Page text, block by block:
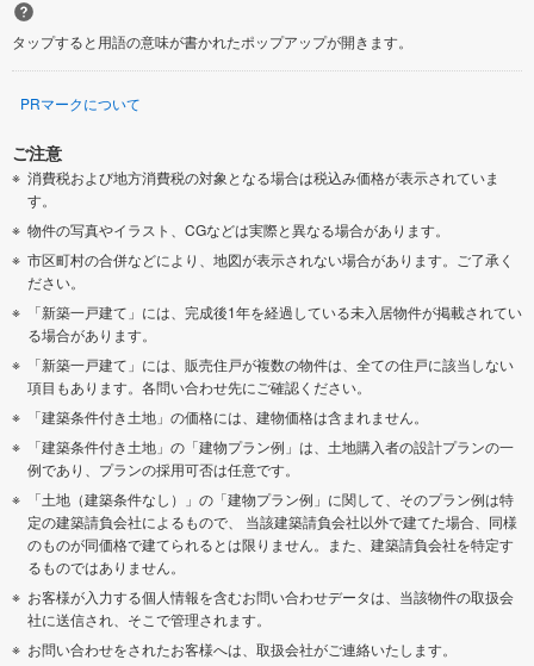
タップすると用語の意味が書かれたポップアップが開きます。
PRマークについて
ご注意
消費税および地方消費税の対象となる場合は税込み価格が表示されていま
す。
物件の写真やイラスト、CGなどは実際と異なる場合があります。
市区町村の合併などにより、地図が表示されない場合があります。ご了承く
ださい。
「新築一戸建て」には、完成後1年を経過している未入居物件が掲載されてい
る場合があります。
「新築一戸建て」には、販売住戸が複数の物件は、全ての住戸に該当しない
項目もあります。各問い合わせ先にご確認ください。
「建築条件付き土地」の価格には、建物価格は含まれません。
「建築条件付き土地」の「建物プラン例」は、土地購入者の設計プランの一
例であり、プランの採用可否は任意です。
「土地（建築条件なし）」の「建物プラン例」に関して、そのプラン例は特
定の建築請負会社によるもので、 当該建築請負会社以外で建てた場合、同様
のものが同価格で建てられるとは限りません。また、建築請負会社を特定す
るものではありません。
お客様が入力する個人情報を含むお問い合わせデータは、当該物件の取扱会
社に送信され、そこで管理されます。
お問い合わせをされたお客様へは、取扱会社がご連絡いたします。